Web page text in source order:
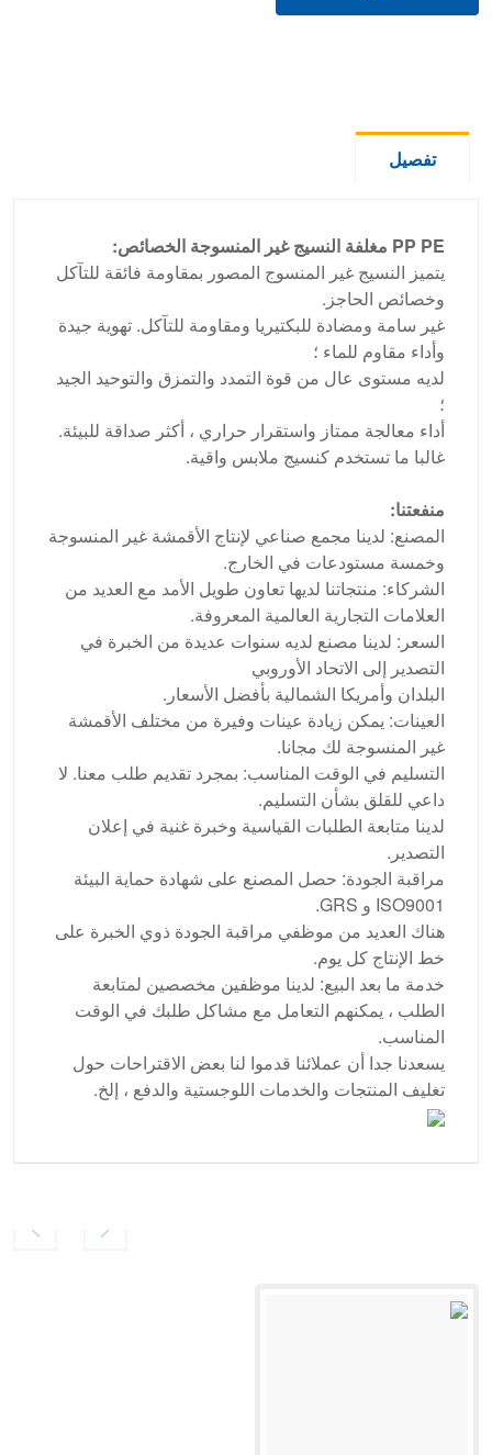
تفصيل
PP PE مغلفة النسيج غير المنسوجة الخصائص:
يتميز النسيج غير المنسوج المصور بمقاومة فائقة للتآكل
وخصائص الحاجز.
غير سامة ومضادة للبكتيريا ومقاومة للتآكل. تهوية جيدة
وأداء مقاوم للماء ؛
لديه مستوى عال من قوة التمدد والتمزق والتوحيد الجيد
؛
أداء معالجة ممتاز واستقرار حراري ، أكثر صداقة للبيئة.
غالبا ما تستخدم كنسيج ملابس واقية.
منفعتنا:
المصنع: لدينا مجمع صناعي لإنتاج الأقمشة غير المنسوجة
وخمسة مستودعات في الخارج.
الشركاء: منتجاتنا لديها تعاون طويل الأمد مع العديد من
العلامات التجارية العالمية المعروفة.
السعر: لدينا مصنع لديه سنوات عديدة من الخبرة في
التصدير إلى الاتحاد الأوروبي
البلدان وأمريكا الشمالية بأفضل الأسعار.
العينات: يمكن زيادة عينات وفيرة من مختلف الأقمشة
غير المنسوجة لك مجانا.
التسليم في الوقت المناسب: بمجرد تقديم طلب معنا. لا
داعي للقلق بشأن التسليم.
لدينا متابعة الطلبات القياسية وخبرة غنية في إعلان
التصدير.
مراقبة الجودة: حصل المصنع على شهادة حماية البيئة
ISO9001 و GRS.
هناك العديد من موظفي مراقبة الجودة ذوي الخبرة على
خط الإنتاج كل يوم.
خدمة ما بعد البيع: لدينا موظفين مخصصين لمتابعة
الطلب ، يمكنهم التعامل مع مشاكل طلبك في الوقت
المناسب.
يسعدنا جدا أن عملائنا قدموا لنا بعض الاقتراحات حول
تغليف المنتجات والخدمات اللوجستية والدفع ، إلخ.